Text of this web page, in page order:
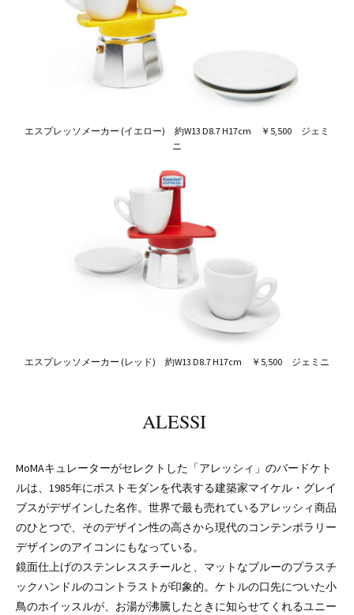
エスプレッソメーカー (イエロー) 約W13 D8.7 H17cm ￥5,500 ジェミ
ニ
エスプレッソメーカー (レッド) 約W13 D8.7 H17cm ￥5,500 ジェミニ
ALESSI
MoMAキュレーターがセレクトした「アレッシィ」のバードケト
ルは、1985年にポストモダンを代表する建築家マイケル・グレイ
ブスがデザインした名作。世界で最も売れているアレッシィ商品
のひとつで、そのデザイン性の高さから現代のコンテンポラリー
デザインのアイコンにもなっている。
鏡面仕上げのステンレススチールと、マットなブルーのプラスチ
ックハンドルのコントラストが印象的。ケトルの口先についた小
鳥のホイッスルが、お湯が沸騰したときに知らせてくれるユニー